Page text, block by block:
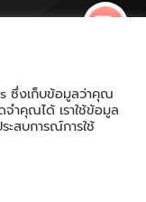
ซึ่งเก็บข้อมูลว่าคุณ
จำคุณได้ เราใช้ข้อมูล
ะสบการณ์การใช้